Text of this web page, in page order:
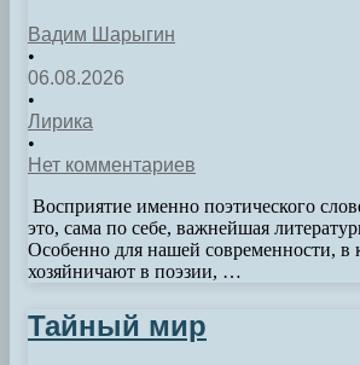
Вадим Шарыгин
•
06.08.2026
•
Лирика
•
Нет комментариев
­­­­­­­­­­­­­­­­Восприятие именно поэтического
это, сама по себе, важнейшая
Особенно для нашей современности, в
хозяйничают в поэзии, …
Тайный мир